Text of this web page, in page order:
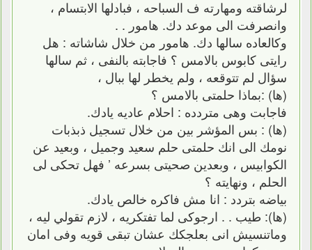
لرشاقته ومهارته ف السباحه ، فبادلها الابتسام ،
وانصرفت الى موعد دك. هامور . .
وكالعاده سالها دك. هامور من خلال شاشاته : هل
رايتى كابوس بالامس ؟ فاجابته بالنفى ، ثم سالها
سؤال لم تتوقعه ، ولم يخطر لها ببال ،
(ها) :بماذا حلمتى بالامس ؟
فاجابت وهى متردده : احلام عاديه يادك.
(ها) : بس المؤشر بين من خلال تسجيل ذبذبات
نومك الى انك حلمتى حلم سعيد وجميل ، وبعيد عن
الكوابيس ، وبعدين صحيتى بسرعه ’ فهل تحكى لى
الحلم ، ونهايته ؟
بياضه بتردد : انا مش فاكره خالص يادك.
(ها): طيب . . ارجوكى لما تفتكريه ، لازم تقولي ليه ،
وماتنسيش انى بعلجكك عشان تبقى قويه وفى امان